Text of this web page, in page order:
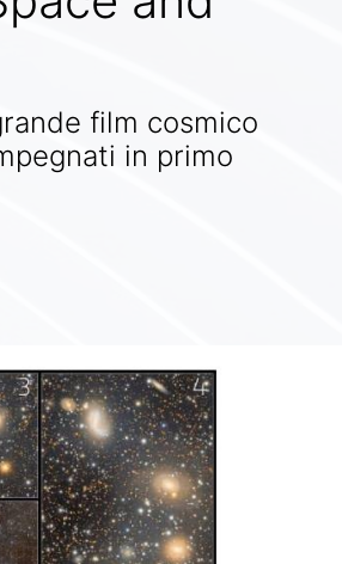
film cosmico
in primo